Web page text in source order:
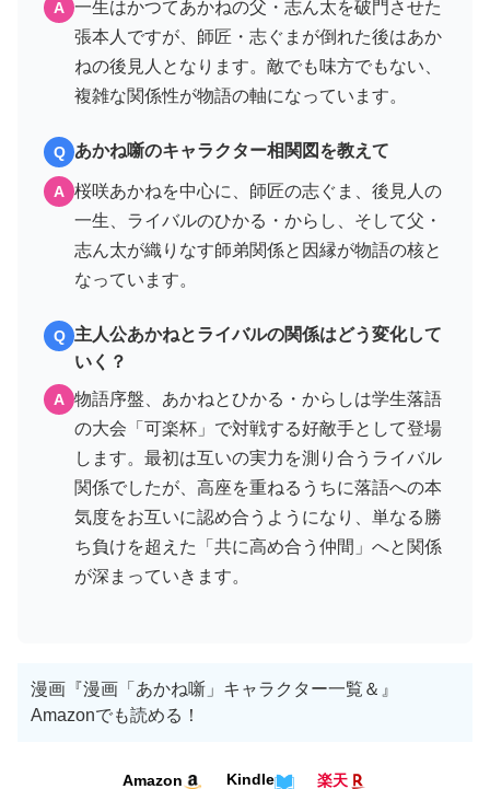
A 一生はかつてあかねの父・志ん太を破門させた
張本人ですが、師匠・志ぐまが倒れた後はあか
ねの後見人となります。敵でも味方でもない、
複雑な関係性が物語の軸になっています。
Q あかね噺のキャラクター相関図を教えて
A 桜咲あかねを中心に、師匠の志ぐま、後見人の
一生、ライバルのひかる・からし、そして父・
志ん太が織りなす師弟関係と因縁が物語の核と
なっています。
Q 主人公あかねとライバルの関係はどう変化して
いく？
A 物語序盤、あかねとひかる・からしは学生落語
の大会「可楽杯」で対戦する好敵手として登場
します。最初は互いの実力を測り合うライバル
関係でしたが、高座を重ねるうちに落語への本
気度をお互いに認め合うようになり、単なる勝
ち負けを超えた「共に高め合う仲間」へと関係
が深まっていきます。
漫画『漫画「あかね噺」キャラクター一覧＆』
Amazonでも読める！
Amazon Kindle 楽天